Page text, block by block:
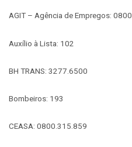
AGIT – Agência de Empregos:
Auxílio à Lista: 102
BH TRANS: 3277.6500
Bombeiros: 193
CEASA: 0800.315.859